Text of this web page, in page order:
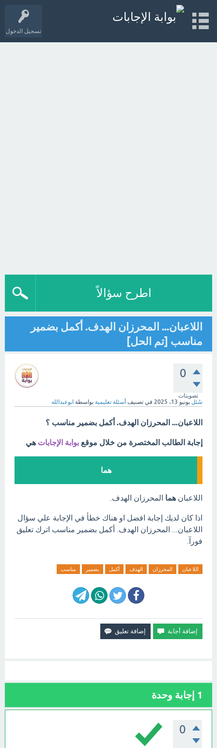
تسجيل الدخول
اطرح سؤالاً
اللاعبان... المحرزان الهدف. أكمل بضمير
مناسب [تم الحل]
0
تصويتات
سُئل يونيو 13، 2025 في تصنيف أسئلة تعليمية بواسطة ابوعبدالله
اللاعبان... المحرزان الهدف. أكمل بضمير مناسب ؟
إجابة الطالب المختصرة من خلال موقع بوابة الإجابات هي
هما
اللاعبان هما المحرزان الهدف.
اذا كان لديك إجابة افضل او هناك خطأ في الإجابة علي سؤال
اللاعبان... المحرزان الهدف. أكمل بضمير مناسب اترك تعليق
فورآ.
اللاعبان المحرزان الهدف أكمل بضمير مناسب
1 إجابة وحدة
0